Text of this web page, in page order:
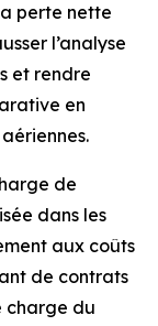
perte nette
l’analyse
et rendre
en
de
dans les
aux coûts
de contrats
charge du